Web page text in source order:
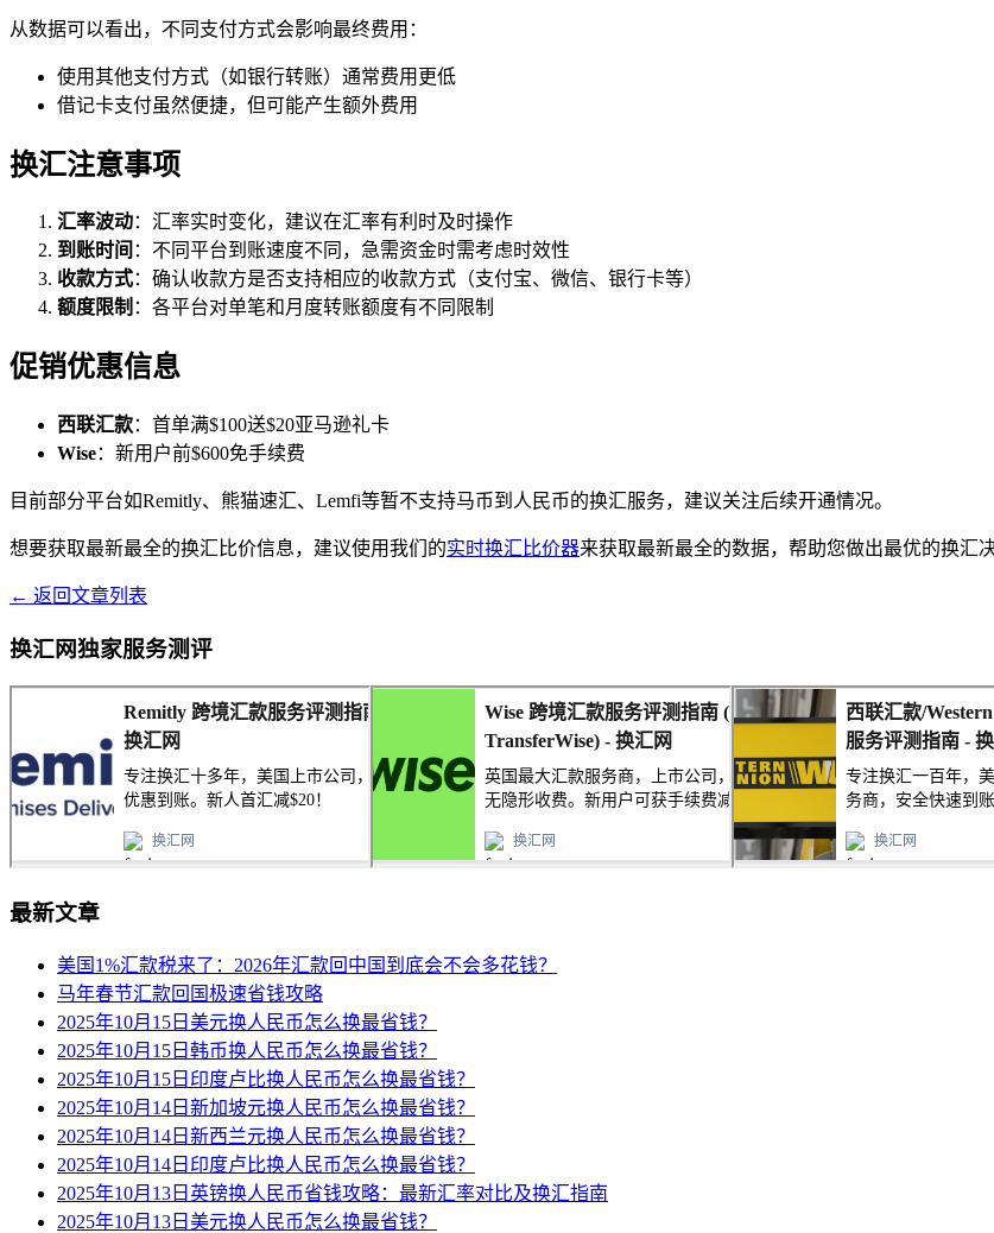
从数据可以看出，不同支付方式会影响最终费用：
使用其他支付方式（如银行转账）通常费用更低
借记卡支付虽然便捷，但可能产生额外费用
换汇注意事项
汇率波动：汇率实时变化，建议在汇率有利时及时操作
到账时间 ：不同平台到账速度不同，急需资金时需考虑时效性
收款方式：确认收款方是否支持相应的收款方式（支付宝、微信、银行卡等）
额度限制 ：各平台对单笔和月度转账额度有不同限制
促销优惠信息
西联汇款：首单满$100送$20亚马逊礼卡
Wise：新用户前$600免手续费
目前部分平台如Remitly、熊猫速汇、Lemfi等暂不支持马币到人民币的换汇服务，建议关注后续开通情况。
想要获取最新最全的换汇比价信息，建议使用我们的实时换汇比价器来获取最新最全的数据，帮助您做出最优的换汇决
← 返回文章列表
换汇网独家服务测评
最新文章
美国1%汇款税来了：2026年汇款回中国到底会不会多花钱？
马年春节汇款回国极速省钱攻略
2025年10月15日美元换人民币怎么换最省钱？
2025年10月15日韩币换人民币怎么换最省钱？
2025年10月15日印度卢比换人民币怎么换最省钱？
2025年10月14日新加坡元换人民币怎么换最省钱？
2025年10月14日新西兰元换人民币怎么换最省钱？
2025年10月14日印度卢比换人民币怎么换最省钱？
2025年10月13日英镑换人民币省钱攻略：最新汇率对比及换汇指南
2025年10月13日美元换人民币怎么换最省钱？